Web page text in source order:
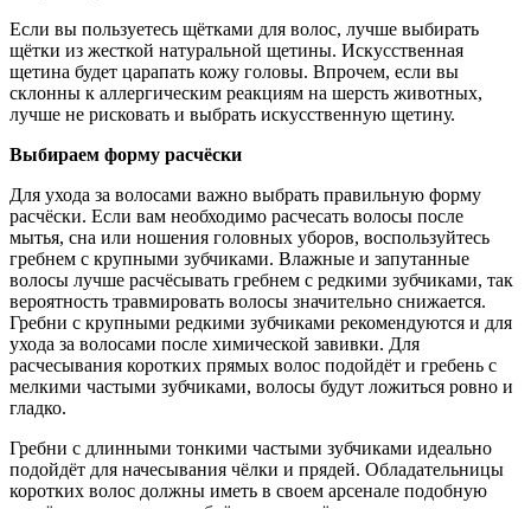
Если вы пользуетесь щётками для волос, лучше выбирать
щётки из жесткой натуральной щетины. Искусственная
щетина будет царапать кожу головы. Впрочем, если вы
склонны к аллергическим реакциям на шерсть животных,
лучше не рисковать и выбрать искусственную щетину.
Выбираем форму расчёски
Для ухода за волосами важно выбрать правильную форму
расчёски. Если вам необходимо расчесать волосы после
мытья, сна или ношения головных уборов, воспользуйтесь
гребнем с крупными зубчиками. Влажные и запутанные
волосы лучше расчёсывать гребнем с редкими зубчиками, так
вероятность травмировать волосы значительно снижается.
Гребни с крупными редкими зубчиками рекомендуются и для
ухода за волосами после химической завивки. Для
расчесывания коротких прямых волос подойдёт и гребень с
мелкими частыми зубчиками, волосы будут ложиться ровно и
гладко.
Гребни с длинными тонкими частыми зубчиками идеально
подойдёт для начесывания чёлки и прядей. Обладательницы
коротких волос должны иметь в своем арсенале подобную